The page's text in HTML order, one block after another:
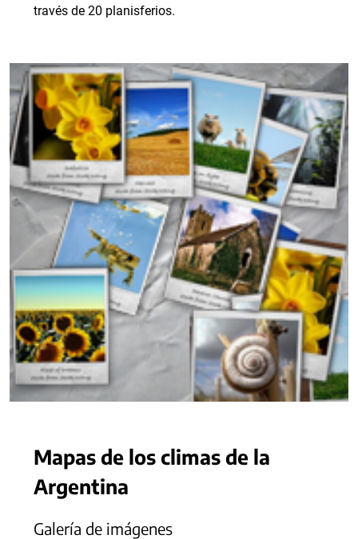
través de 20 planisferios.
Mapas de los climas de la
Argentina
Galería de imágenes